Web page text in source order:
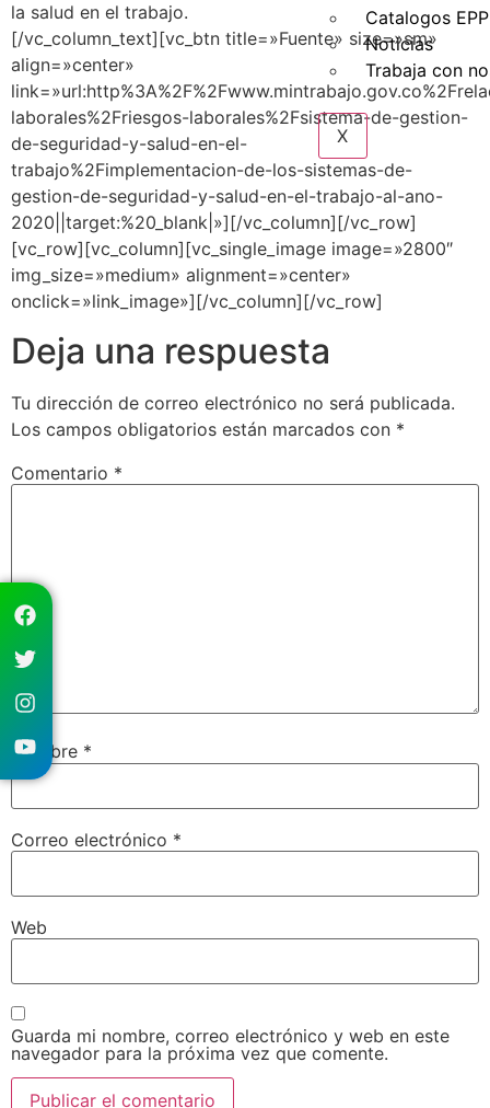
Catalogos EPP
Noticias
Trabaja con
X
la salud en el trabajo.
[/vc_column_text][vc_btn title=»Fuente» size=»sm»
align=»center»
laborales%2Friesgos-laborales%2Fsistema-de-gestion-
de-seguridad-y-salud-en-el-
trabajo%2Fimplementacion-de-los-sistemas-de-
gestion-de-seguridad-y-salud-en-el-trabajo-al-ano-
2020||target:%20_blank|»][/vc_column][/vc_row]
[vc_row][vc_column][vc_single_image image=»2800″
img_size=»medium» alignment=»center»
onclick=»link_image»][/vc_column][/vc_row]
Deja una respuesta
Tu dirección de correo electrónico no será publicada.
Los campos obligatorios están marcados con *
Comentario *
Nombre *
Correo electrónico *
Web
Guarda mi nombre, correo electrónico y web en este
navegador para la próxima vez que comente.